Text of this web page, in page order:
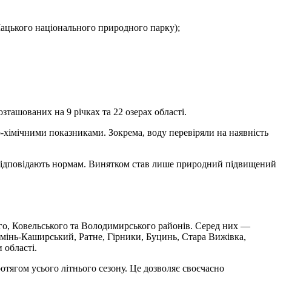
національного природного парку);
на 9 річках та 22 озерах області.
показниками. Зокрема, воду перевіряли на наявність
нормам. Винятком став лише природний підвищений
Ковельського та Володимирського районів. Серед них —
Каширський, Ратне, Гірники, Буцинь, Стара Вижівка,
усього літнього сезону. Це дозволяє своєчасно